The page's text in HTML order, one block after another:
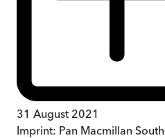
31 August 2021
Imprint: Pan Macmillan